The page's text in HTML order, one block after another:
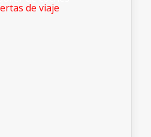
de viaje